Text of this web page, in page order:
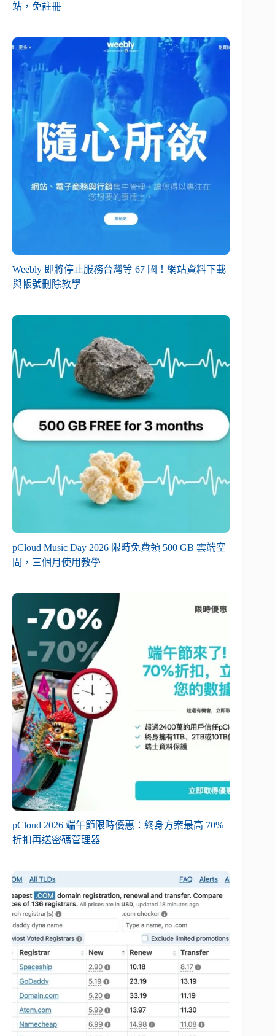
站，免註冊
Weebly 即將停止服務台灣等 67 國！網站資料下載
與帳號刪除教學
pCloud Music Day 2026 限時免費領 500 GB 雲端空
間，三個月使用教學
pCloud 2026 端午節限時優惠：終身方案最高 70%
折扣再送密碼管理器